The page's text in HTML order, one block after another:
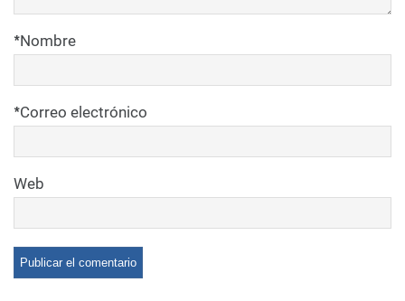
Nombre
*
Correo electrónico
*
Web